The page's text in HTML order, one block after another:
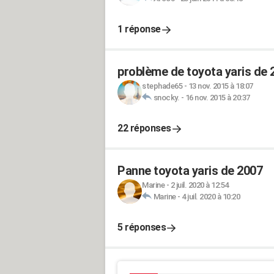
1 réponse
problème de toyota yaris de
stephade65- 13 nov. 2015 à 18:07
snocky. - 16 nov. 2015 à 20:37
22 réponses
Panne toyota yaris de 2007
Marine- 2 juil. 2020 à 12:54
Marine- 4 juil. 2020 à 10:20
5 réponses